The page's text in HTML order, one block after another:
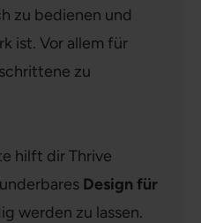
zu bedienen und
ist. Vor allem für
zu
hilft dir Thrive
Design für
werden zu lassen.